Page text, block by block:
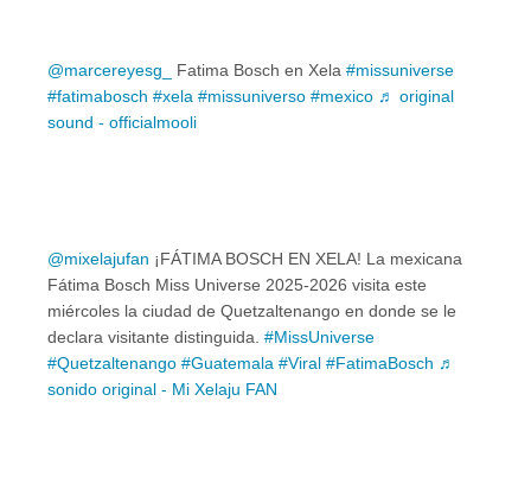
@marcereyesg_ Fatima Bosch en Xela #missuniverse
#fatimabosch #xela #missuniverso #mexico ♬ original
sound - officialmooli
@mixelajufan ¡FÁTIMA BOSCH EN XELA! La mexicana
Fátima Bosch Miss Universe 2025-2026 visita este
miércoles la ciudad de Quetzaltenango en donde se le
declara visitante distinguida. #MissUniverse
#Quetzaltenango #Guatemala #Viral #FatimaBosch ♬
sonido original - Mi Xelaju FAN